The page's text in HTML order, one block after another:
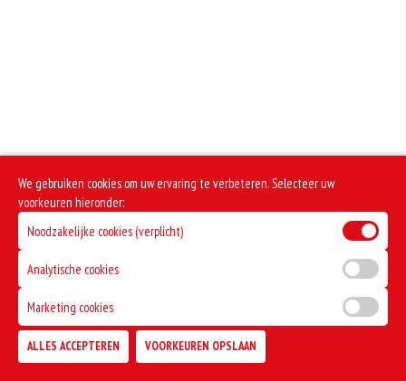
We gebruiken cookies om uw ervaring te verbeteren. Selecteer uw
voorkeuren hieronder:
Noodzakelijke cookies (verplicht)
Analytische cookies
Marketing cookies
ALLES ACCEPTEREN VOORKEUREN OPSLAAN